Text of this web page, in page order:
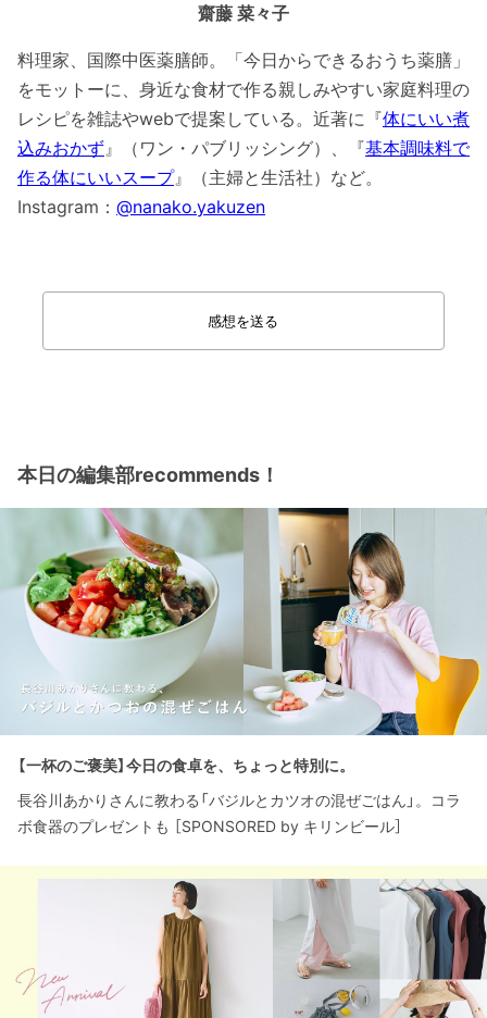
齋藤 菜々子
料理家、国際中医薬膳師。「今日からできるおうち薬膳」
をモットーに、身近な食材で作る親しみやすい家庭料理の
レシピを雑誌やwebで提案している。近著に『体にいい煮
込みおかず 』（ワン・パブリッシング）、『基本調味料で
作る体にいいスープ』（主婦と生活社）など。
Instagram： @nanako.yakuzen
感想を送る
本日の編集部recommends！
【一杯のご褒美】今日の食卓を、ちょっと特別に。
長谷川あかりさんに教わる「バジルとカツオの混ぜごはん」。コラ
ボ食器のプレゼントも ［SPONSORED by キリンビール］